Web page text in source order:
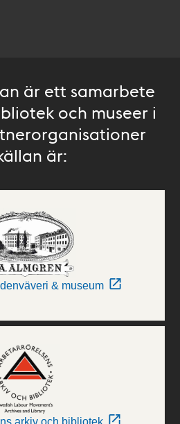
är ett samarbete
och museer i
är:
& museum
arkiv och bibliotek